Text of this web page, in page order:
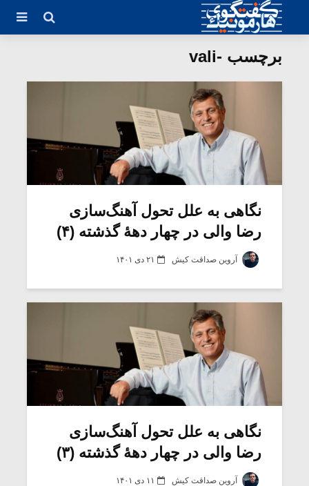
برچسب -vali
نگاهی به علل تحول آهنگ‌سازی
رضا والی در چهار دهۀ گذشته (۴)
آروین صداقت کیش ۲۱ دی ۱۴۰۱
نگاهی به علل تحول آهنگ‌سازی
رضا والی در چهار دهۀ گذشته (۳)
آروین صداقت کیش ۱۱ دی ۱۴۰۱